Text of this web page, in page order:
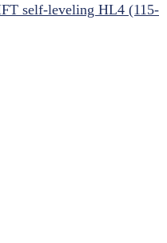
self-leveling HL4 (115-